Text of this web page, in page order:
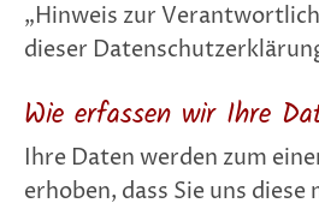
„Hinweis zur
dieser
Wie erfassen wir Ihre
Ihre Daten werden zum
erhoben, dass Sie uns